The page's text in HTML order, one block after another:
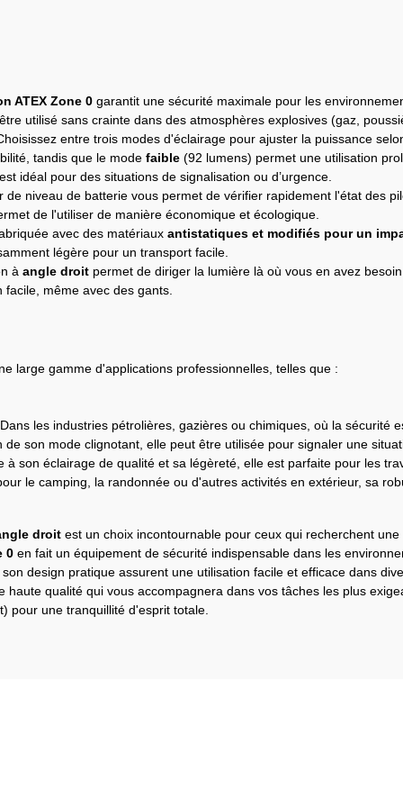
ATEX Zone 0 garantit une sécurité maximale pour les
utilisé sans crainte dans des atmosphères explosives (gaz,
entre trois modes d'éclairage pour ajuster la puissance
tandis que le mode faible (92 lumens) permet une utilisation
idéal pour des situations de signalisation ou d’urgence.
niveau de batterie vous permet de vérifier rapidement l'état des
de l'utiliser de manière économique et écologique.
avec des matériaux antistatiques et modifiés pour un
légère pour un transport facile.
à angle droit permet de diriger la lumière là où vous en avez
même avec des gants.
large gamme d'applications professionnelles, telles que :
les industries pétrolières, gazières ou chimiques, où la sécurité
son mode clignotant, elle peut être utilisée pour signaler une
à son éclairage de qualité et sa légèreté, elle est parfaite pour les
le camping, la randonnée ou d'autres activités en extérieur, sa
droit est un choix incontournable pour ceux qui recherchent
0 en fait un équipement de sécurité indispensable dans les
design pratique assurent une utilisation facile et efficace dans
haute qualité qui vous accompagnera dans vos tâches les plus
pour une tranquillité d'esprit totale.